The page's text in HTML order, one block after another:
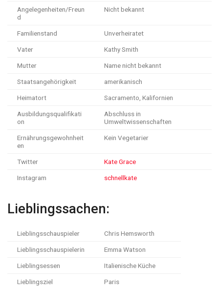
Angelegenheiten/Freun
d
Nicht bekannt
Familienstand Unverheiratet
Vater Kathy Smith
Mutter Name nicht bekannt
Staatsangehörigkeit amerikanisch
Heimatort Sacramento, Kalifornien
Ausbildungsqualifikati
on
Abschluss in
Umweltwissenschaften
Ernährungsgewohnheit
en
Kein Vegetarier
Twitter Kate Grace
Instagram schnellkate
Lieblingssachen:
Lieblingsschauspieler Chris Hemsworth
Lieblingsschauspielerin Emma Watson
Lieblingsessen Italienische Küche
Lieblingsziel Paris